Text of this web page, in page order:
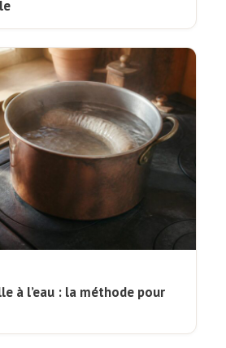
à l’eau : la méthode pour